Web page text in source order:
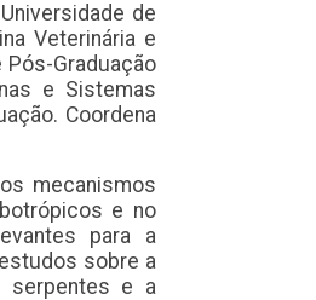
de
Veterinária e
Graduação
e Sistemas
Coordena
mecanismos
e no
para a
sobre a
serpentes e a